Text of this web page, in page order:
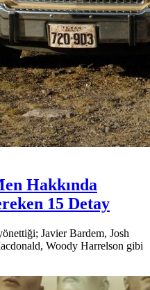
Hakkında
15 Detay
Javier Bardem, Josh
Woody Harrelson gibi